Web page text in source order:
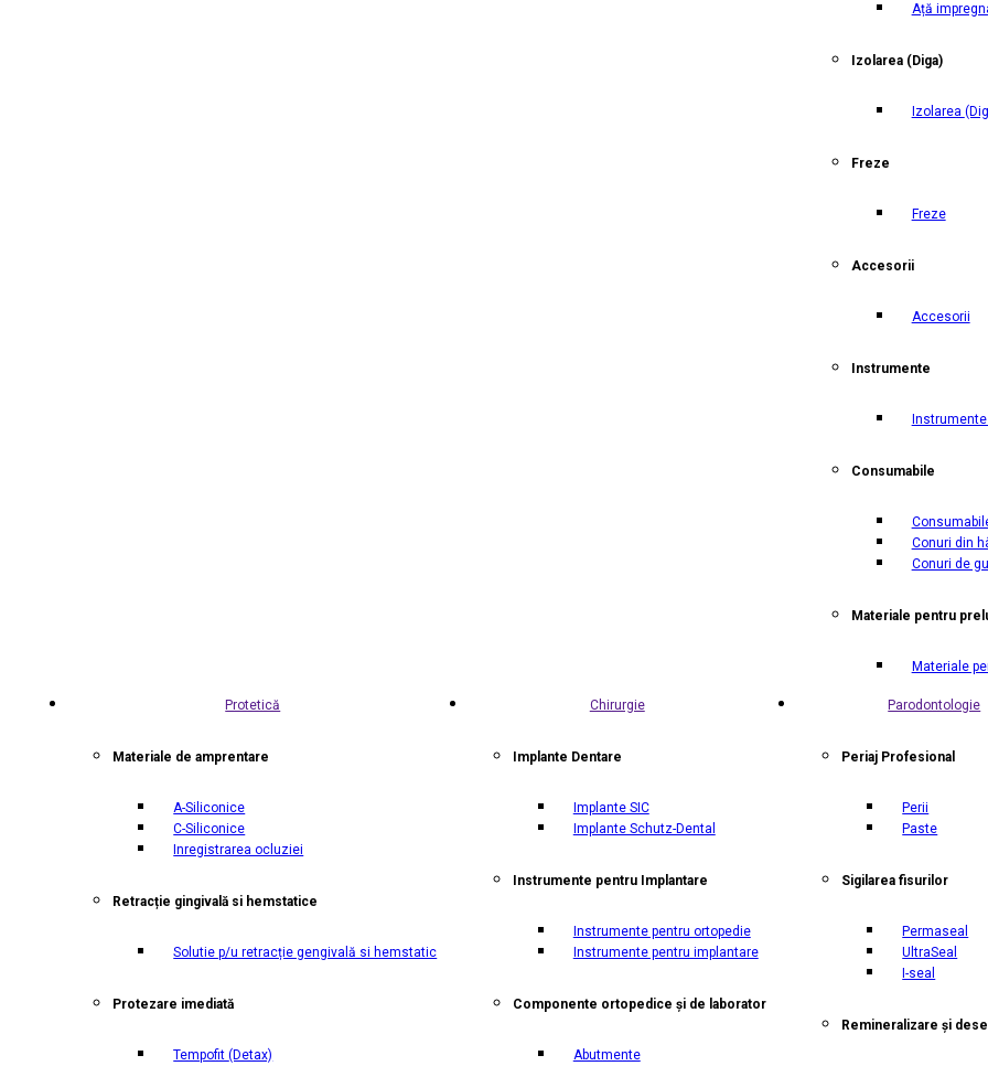
Ață
Izolarea (Diga)
Izolarea
Freze
Freze
Accesorii
Accesorii
Instrumente
Consumabile
Conuri din
Conuri de
Materiale pentru
Materiale
Protetică
Materiale de amprentare
A-Siliconice
C-Siliconice
Inregistrarea ocluziei
Retracție gingivală si hemstatice
Solutie p/u retracție gengivală si hemstatic
Protezare imediată
Tempofit(Detax)
Chirurgie
Implante Dentare
Implante SIC
Implante Schutz-Dental
Instrumente pentru Implantare
Instrumente pentru ortopedie
Instrumente pentru implantare
Componente ortopedice și de laborator
Abutmente
Parodontologie
Periaj Profesional
Perii
Paste
Sigilarea fisurilor
Permaseal
UltraSeal
I-seal
Remineralizare și